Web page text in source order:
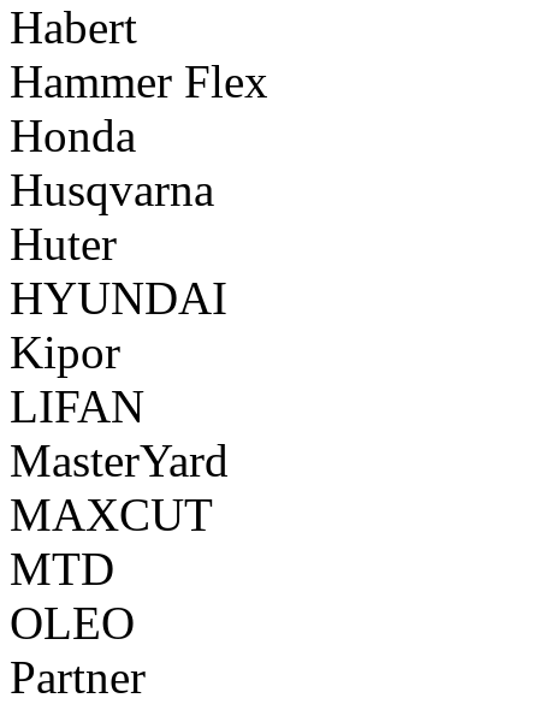
Habert
Hammer Flex
Honda
Husqvarna
Huter
HYUNDAI
Kipor
LIFAN
MasterYard
MAXCUT
MTD
OLEO
Partner